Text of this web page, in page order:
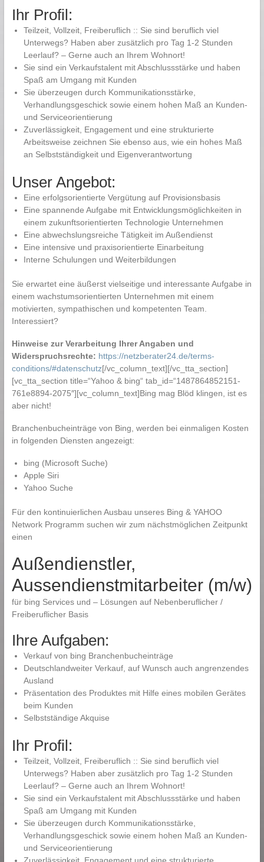
Ihr Profil:
Teilzeit, Vollzeit, Freiberuflich :: Sie sind beruflich viel
Unterwegs? Haben aber zusätzlich pro Tag 1-2 Stunden
Leerlauf? – Gerne auch an Ihrem Wohnort!
Sie sind ein Verkaufstalent mit Abschlussstärke und haben
Spaß am Umgang mit Kunden
Sie überzeugen durch Kommunikationsstärke,
Verhandlungsgeschick sowie einem hohen Maß an Kunden-
und Serviceorientierung
Zuverlässigkeit, Engagement und eine strukturierte
Arbeitsweise zeichnen Sie ebenso aus, wie ein hohes Maß
an Selbstständigkeit und Eigenverantwortung
Unser Angebot:
Eine erfolgsorientierte Vergütung auf Provisionsbasis
Eine spannende Aufgabe mit Entwicklungsmöglichkeiten in
einem zukunftsorientierten Technologie Unternehmen
Eine abwechslungsreiche Tätigkeit im Außendienst
Eine intensive und praxisorientierte Einarbeitung
Interne Schulungen und Weiterbildungen
Sie erwartet eine äußerst vielseitige und interessante Aufgabe in
einem wachstumsorientierten Unternehmen mit einem
motivierten, sympathischen und kompetenten Team.
Interessiert?
Hinweise zur Verarbeitung Ihrer Angaben und
Widerspruchsrechte: https://netzberater24.de/terms-
conditions/#datenschutz[/vc_column_text][/vc_tta_section]
[vc_tta_section title=“Yahoo & bing“ tab_id=“1487864852151-
761e8894-2075″][vc_column_text]Bing mag Blöd klingen, ist es
aber nicht!
Branchenbucheinträge von Bing, werden bei einmaligen Kosten
in folgenden Diensten angezeigt:
bing (Microsoft Suche)
Apple Siri
Yahoo Suche
Für den kontinuierlichen Ausbau unseres Bing & YAHOO
Network Programm suchen wir zum nächstmöglichen Zeitpunkt
einen
Außendienstler,
Aussendienstmitarbeiter (m/w)
für bing Services und – Lösungen auf Nebenberuflicher /
Freiberuflicher Basis
Ihre Aufgaben:
Verkauf von bing Branchenbucheinträge
Deutschlandweiter Verkauf, auf Wunsch auch angrenzendes
Ausland
Präsentation des Produktes mit Hilfe eines mobilen Gerätes
beim Kunden
Selbstständige Akquise
Ihr Profil:
Teilzeit, Vollzeit, Freiberuflich :: Sie sind beruflich viel
Unterwegs? Haben aber zusätzlich pro Tag 1-2 Stunden
Leerlauf? – Gerne auch an Ihrem Wohnort!
Sie sind ein Verkaufstalent mit Abschlussstärke und haben
Spaß am Umgang mit Kunden
Sie überzeugen durch Kommunikationsstärke,
Verhandlungsgeschick sowie einem hohen Maß an Kunden-
und Serviceorientierung